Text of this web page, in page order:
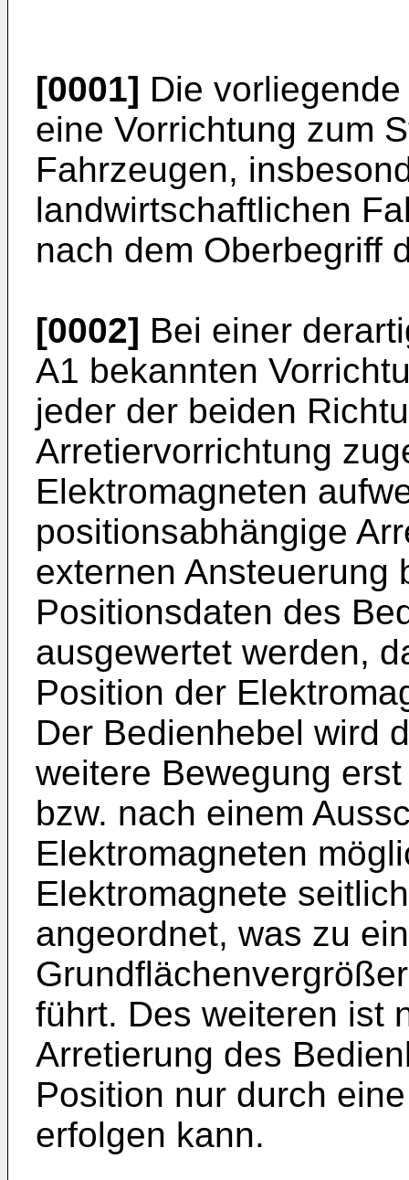
[0001] Die
eine Vorrichtung zum
Fahrzeugen,
landwirtschaftlichen
nach dem Oberbegriff
[0002] Bei einer
A1 bekannten
jeder der beiden
Arretiervorrichtung
Elektromagneten
positionsabhängige
externen Ansteuerung
Positionsdaten des
ausgewertet werden,
Position der
Der Bedienhebel wird
weitere Bewegung
bzw. nach einem
Elektromagneten
Elektromagnete
angeordnet, was zu
führt. Des weiteren ist
Arretierung des
Position nur durch
erfolgen kann.